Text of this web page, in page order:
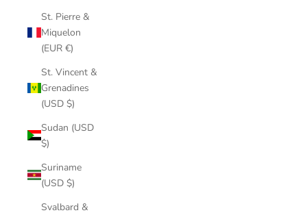
St. Pierre &
Miquelon
(EUR €)
St. Vincent &
Grenadines
(USD $)
Sudan (USD
$)
Suriname
(USD $)
Svalbard &